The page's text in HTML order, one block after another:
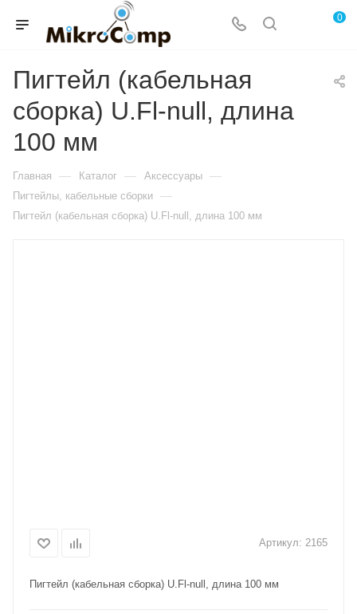
0
Пигтейл (кабельная
сборка) U.Fl-null, длина
100 мм
Главная — Каталог — Аксессуары —
Пигтейлы, кабельные сборки —
Пигтейл (кабельная сборка) U.Fl-null, длина 100 мм
Артикул: 2165
Пигтейл (кабельная сборка) U.Fl-null, длина 100 мм